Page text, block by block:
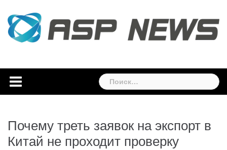
content
Найти:
Почему треть заявок на экспорт в
Китай не проходит проверку